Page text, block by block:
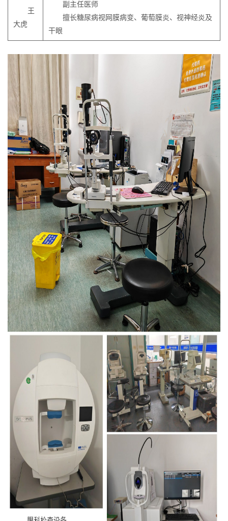
王
大虎
副主任医师
擅长糖尿病视网膜病变、葡萄膜炎、视神经炎及
干眼